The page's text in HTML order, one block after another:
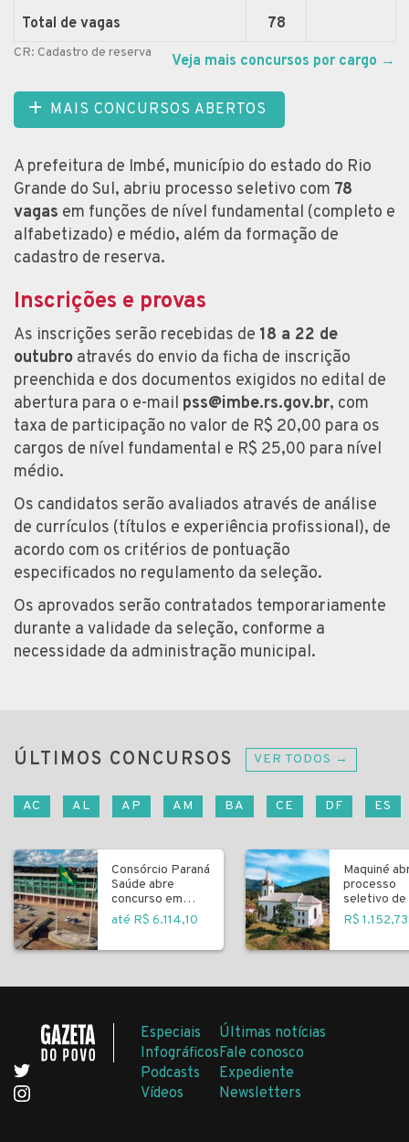
Total de vagas
78
CR: Cadastro de reserva Veja mais concursos por cargo →
MAIS CONCURSOS ABERTOS
A prefeitura de Imbé, município do estado do Rio
Grande do Sul, abriu processo seletivo com 78
vagas em funções de nível fundamental (completo e
alfabetizado) e médio, além da formação de
cadastro de reserva.
Inscrições e provas
As inscrições serão recebidas de 18 a 22 de
outubro através do envio da ficha de inscrição
preenchida e dos documentos exigidos no edital de
abertura para o e-mail pss@imbe.rs.gov.br, com
taxa de participação no valor de R$ 20,00 para os
cargos de nível fundamental e R$ 25,00 para nível
médio.
Os candidatos serão avaliados através de análise
de currículos (títulos e experiência profissional), de
acordo com os critérios de pontuação
especificados no regulamento da seleção.
Os aprovados serão contratados temporariamente
durante a validade da seleção, conforme a
necessidade da administração municipal.
ÚLTIMOS CONCURSOS VER TODOS →
AC AL AP AM BA CE DF ES
Consórcio Paraná
Saúde abre
concurso em
Curitiba
até R$ 6.114,10
Maquiné
processo
seletivo de
R$ 1.152,73
Especiais
Infográficos
Podcasts
Vídeos
Últimas notícias
Fale conosco
Expediente
Newsletters